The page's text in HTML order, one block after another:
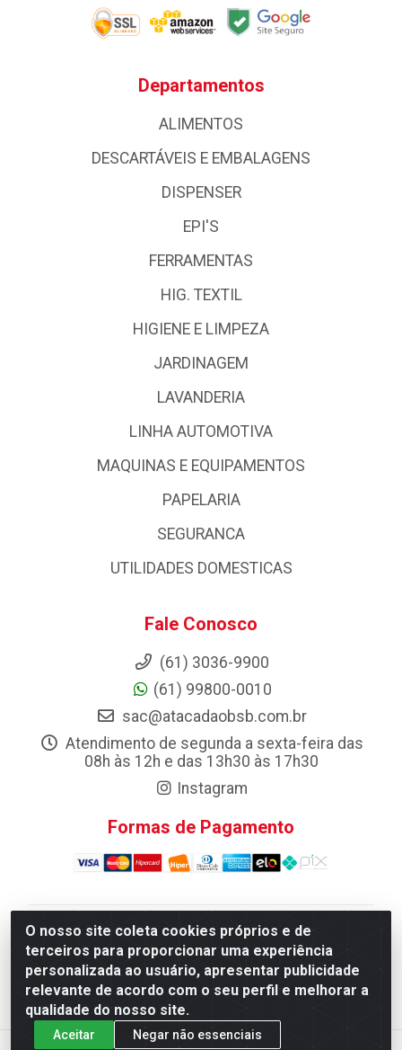
O nosso site coleta cookies próprios e de
terceiros para proporcionar uma experiência
personalizada ao usuário, apresentar publicidade
relevante de acordo com o seu perfil e melhorar a
qualidade do nosso site.
Aceitar Negar não essenciais
Departamentos
ALIMENTOS
DESCARTÁVEIS E EMBALAGENS
DISPENSER
EPI'S
FERRAMENTAS
HIG. TEXTIL
HIGIENE E LIMPEZA
JARDINAGEM
LAVANDERIA
LINHA AUTOMOTIVA
MAQUINAS E EQUIPAMENTOS
PAPELARIA
SEGURANCA
UTILIDADES DOMESTICAS
Fale Conosco
(61) 3036-9900
(61) 99800-0010
sac@atacadaobsb.com.br
Atendimento de segunda a sexta-feira das
08h às 12h e das 13h30 às 17h30
Instagram
Formas de Pagamento
Atacadao da Limpeza F. Pereira Queiroz Comercio e
Distribuicao LTDA - Quadra Qi 10 Lotes 39 e, 41 - Setor
Industrial (Taguatinga), Brasília/DF - CEP 72.135-100 -
CNPJ 13.184.675/0001-80